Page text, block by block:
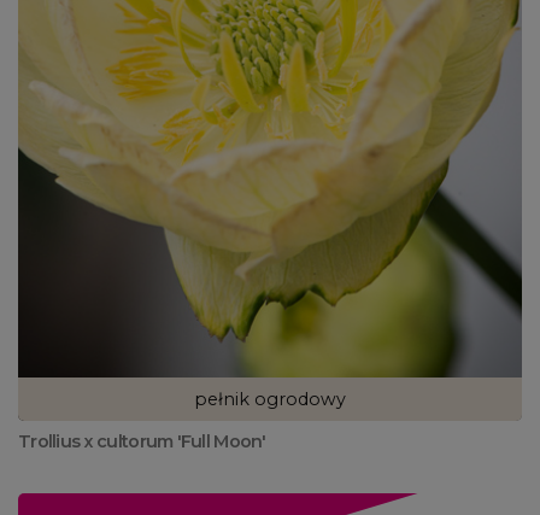
pełnik ogrodowy
Trollius x cultorum 'Full Moon'